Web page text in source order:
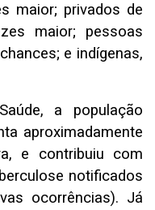
maior; privados de
maior; pessoas
e indígenas,
a população
aproximadamente
e contribuiu com
notificados
ocorrências). Já